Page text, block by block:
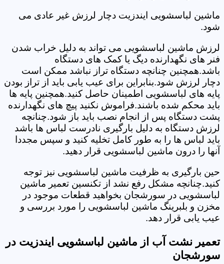
ماشین لباسشویی ایندزیت دچار لرزش غیر عادی می
شود.
لرزش ماشین لباسشویی می تواند به دلیل خراب شدن
فنر های نگهدارنده دیگ یا کمک های دستگاه
باشد.همچنین چنانچه دستگاه تراز نباشد ممکن است
دچار لرزش شود.بنابراین برای عیب یابی باید از تراز بودن
پایه های لباسشویی اطمینان حاصل کنید.همچنین پایه ها
باید محکم شده باشند.فراموش نکنید پیچ های نگهدارنده
پشت دستگاه پس از انجام نصب باید باز شود.چنانچه
لرزش دستگاه به دلیل بارگیری نادرست لباس ها باشد
باید لباس ها را به طور کامل تخلیه کنید و سپس مجددا
آنها را درون ماشین لباسشویی قرار دهید.
حین بارگیری به ظرفیت ماشین لباسشویی نیز توجه
کنید.چنانچه مشکل رفع نشد از تکنسین تعمیر ماشین
لباسشویی در سورشجان بخواهید قطعات موجود در
مخزن و بلبرینگ ماشین لباسشویی را مورد بررسی و
عیب یابی قرار دهد.
تعمیر نشت آب از ماشین لباسشویی ایندزیت در
سورشجان